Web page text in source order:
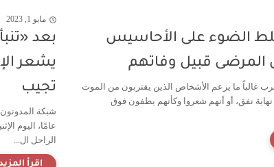
الضوء على الأحاسيس
المرضى قبيل وفاتهم
غالباً ما يزعم الأشخاص الذين يقتربون من الموت
نفق، أو أنهم شعروا وكأنهم يطفون فوق
مايو 1, 2023
بعد
يشعر
تجيب
عامًا، اليوم
الراحل ال...